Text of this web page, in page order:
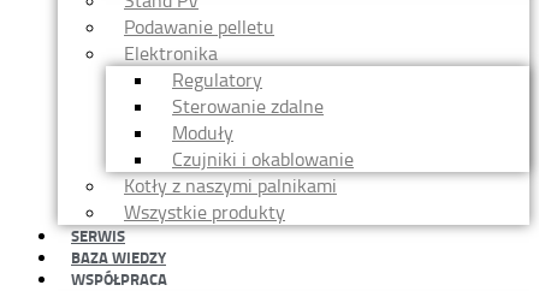
Podawanie pelletu
Elektronika
Regulatory
Sterowanie zdalne
Moduły
Czujniki i okablowanie
Kotły z naszymi palnikami
Wszystkie produkty
SERWIS
BAZA WIEDZY
WSPÓŁPRACA